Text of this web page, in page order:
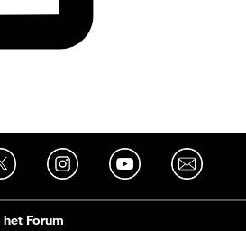
Forum